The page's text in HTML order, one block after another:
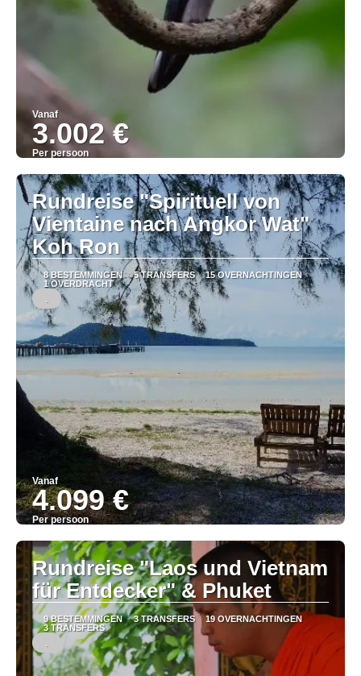
Vanaf
3.002 €
Per persoon
Bekijk
Rundreise "Spirituell von
Vientaine nach Angkor Wat"
Koh Ron
8 BESTEMMINGEN 5 TRANSFERS
15 OVERNACHTINGEN
1 OVERDRACHT
.
Vanaf
4.099 €
Per persoon
Bekijk
Rundreise "Laos und Vietnam
für Entdecker" & Phuket
9 BESTEMMINGEN 3 TRANSFERS
19 OVERNACHTINGEN
3 TRANSFERS
.